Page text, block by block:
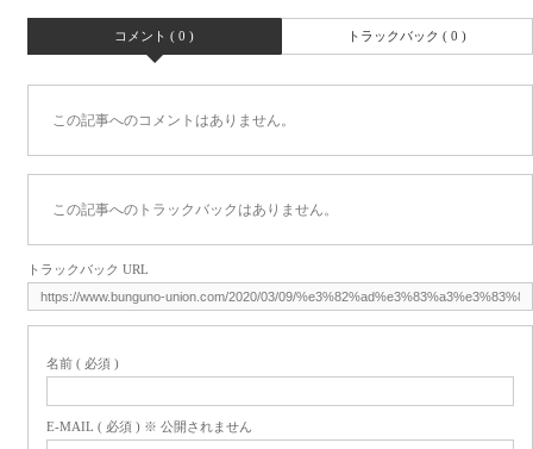
コメント ( 0 ) トラックバック ( 0 )
この記事へのコメントはありません。
この記事へのトラックバックはありません。
トラックバック URL
名前 ( 必須 )
E-MAIL ( 必須 ) ※ 公開されません